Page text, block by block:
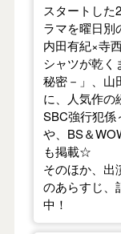
スタートした
ラマを曜日別
内田有紀×寺
シャツが乾く
秘密－」、山
に、人気作の
SBC強行犯係
や、BS＆
も掲載☆
そのほか、出
のあらすじ、
中！